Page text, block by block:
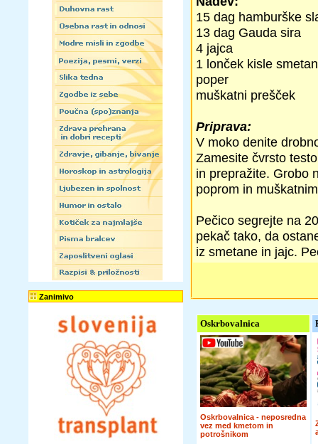
Zanimivo
15 dag hamburške
13 dag Gauda sira
4 jajca
1 lonček kisle
poper
muškatni prešček
Priprava:
V moko denite
Zamesite čvrsto
in prepražite. Grobo
poprom in
Pečico segrejte na
pekač tako, da
iz smetane in jajc.
Oskrbovalnica
Oskrbovalnica - neposredna
vez med kmetom in
potrošnikom